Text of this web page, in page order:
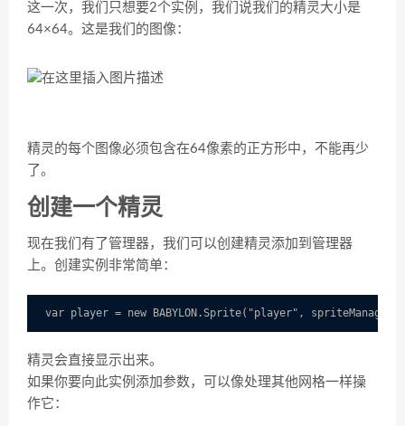
这一次，我们只想要2个实例，我们说我们的精灵大小是
64×64。这是我们的图像：
精灵的每个图像必须包含在64像素的正方形中，不能再少
了。
创建一个精灵
现在我们有了管理器，我们可以创建精灵添加到管理器
上。创建实例非常简单：
精灵会直接显示出来。
如果你要向此实例添加参数，可以像处理其他网格一样操
作它：